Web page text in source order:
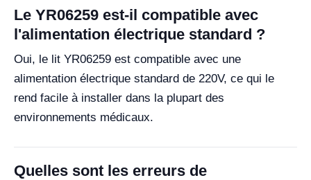
Le YR06259 est-il compatible avec
l'alimentation électrique standard ?
Oui, le lit YR06259 est compatible avec une
alimentation électrique standard de 220V, ce qui le
rend facile à installer dans la plupart des
environnements médicaux.
Quelles sont les erreurs de